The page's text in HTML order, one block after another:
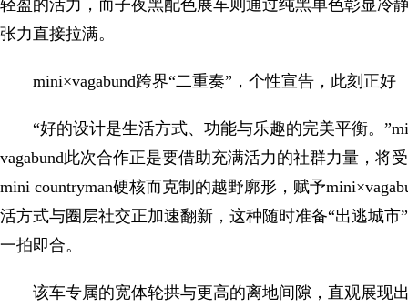
轻盈的活力，而子夜黑配色展车则通过纯黑单色彰显冷
张力直接拉满。
mini×vagabund跨界“二重奏”，个性宣告，此刻正好
“好的设计是生活方式、功能与乐趣的完美平衡。
vagabund此次合作正是要借助充满活力的社群力量，将
mini countryman硬核而克制的越野廓形，赋予
活方式与圈层社交正加速翻新，这种随时准备“出逃城
一拍即合。
该车专属的宽体轮拱与更高的离地间隙，直观展现